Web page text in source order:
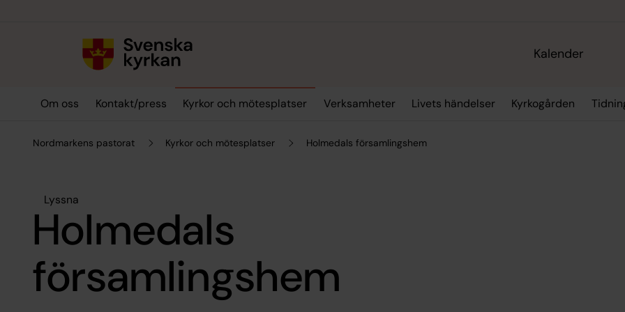
Kalender
Om oss Kontakt/press Kyrkor och mötesplatser Verksamheter Livets händelser Kyrkogården
Nordmarkens pastorat Kyrkor och mötesplatser Holmedals församlingshem
Lyssna
Holmedals
församlingshem